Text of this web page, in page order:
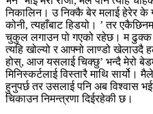
निकालिन। उ निक्कै बेर मलाई हेरेर के
कोनी, त्यहाँबाट हिडयो। ’ तर
चुकुल लगाउन पो गएको रहेछ। म
त्यहि खोल्यो र आफ्नो लाण्डो
होस्, आज यसलाई चिक्छु’ भन्दै मेरो
मिनिस्कर्टलाई विस्तारै माथि
हुनुपर्छ तर उसलाई पनि अब विश्वास
चिकाउन निमन्त्रणा दिईरहेकी छ।